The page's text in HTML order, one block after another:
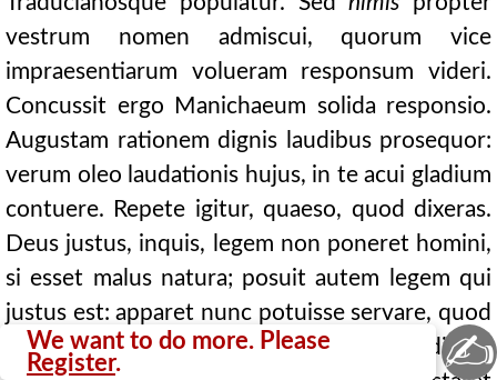
vestrum nomen admiscui, quorum vice
impraesentiarum volueram responsum videri.
Concussit ergo Manichaeum solida responsio.
Augustam rationem dignis laudibus prosequor:
verum oleo laudationis hujus, in te acui gladium
contuere. Repete igitur, quaeso, quod dixeras.
Deus justus, inquis, legem non poneret homini,
si esset malus natura; posuit autem legem qui
justus est: apparet nunc potuisse servare, quod
aequissimus imperavit; quoniam nisi obediendi
We want to do more. Please
Register. ✍